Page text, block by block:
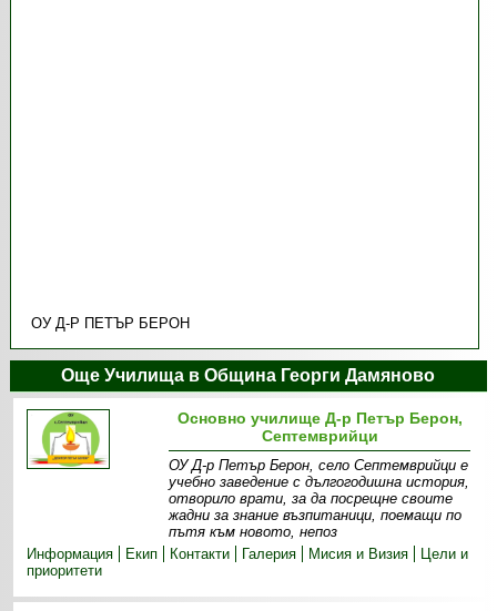
ОУ Д-Р ПЕТЪР БЕРОН
Още Училища в Община Георги Дамяново
Основно училище Д-р Петър Берон,
Септемврийци
ОУ Д-р Петър Берон, село Септемврийци е
учебно заведение с дългогодишна история,
отворило врати, за да посрещне своите
жадни за знание възпитаници, поемащи по
пътя към новото, непоз
Информация
Екип Контакти Галерия Мисия и Визия
Цели и
приоритети